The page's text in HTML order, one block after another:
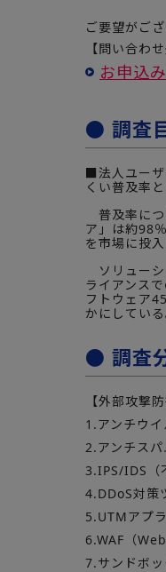
ご要望がご
【問い合わ
お申込
● 調査
■法人ユーザ
くい普及率
普及率につ
ア」は約98
を市場に投
ソリューシ
ライアンス
フトウェア
かにしてい
● 調査
【外部攻撃
1.アンチウ
2.アンチス
3.IPS/IDS（
4.DDoS対策
5.UTMアプ
6.WAF（
7.サンドボ